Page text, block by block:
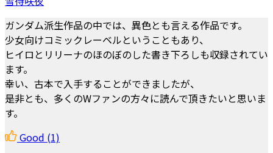
ガンダム派生作品の中では、異色とも言える作品です。
少女向けコミックレーベルということもあり、
ヒイロとリリーナのほのぼのした書き下ろしも収録されてい
ます。
幸い、古本で入手することができましたが、
是非とも、多くのWファンの方々に読んで頂きたいと思いま
す。
Good (1)